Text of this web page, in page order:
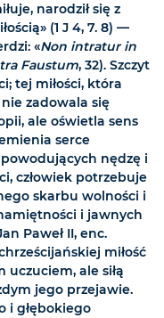
narodził się z
(1 J 4, 7. 8) —
«Non intratur in
Faustum, 32). Szczyt
tej miłości, która
zadowala się
ale oświetla sens
serce
nędzę i
człowiek potrzebuje
skarbu wolności i
i jawnych
Paweł II, enc.
miłość
ale siłą
jego przejawie.
i głębokiego